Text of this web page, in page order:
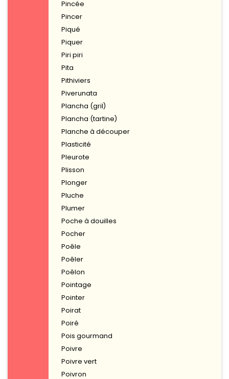
Pincée
Pincer
Piqué
Piquer
Piri piri
Pita
Pithiviers
Piverunata
Plancha (gril)
Plancha (tartine)
Planche à découper
Plasticité
Pleurote
Plisson
Plonger
Pluche
Plumer
Poche à douilles
Pocher
Poêle
Poêler
Poêlon
Pointage
Pointer
Poirat
Poiré
Pois gourmand
Poivre
Poivre vert
Poivron